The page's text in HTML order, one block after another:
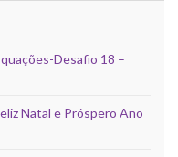
Desafio 18 –
Natal e Próspero Ano